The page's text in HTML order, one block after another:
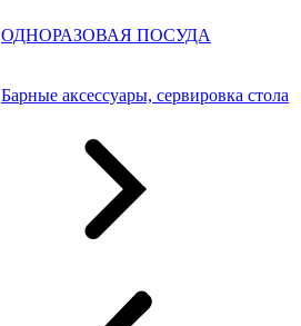
ОДНОРАЗОВАЯ ПОСУДА
Барные аксессуары, сервировка стола